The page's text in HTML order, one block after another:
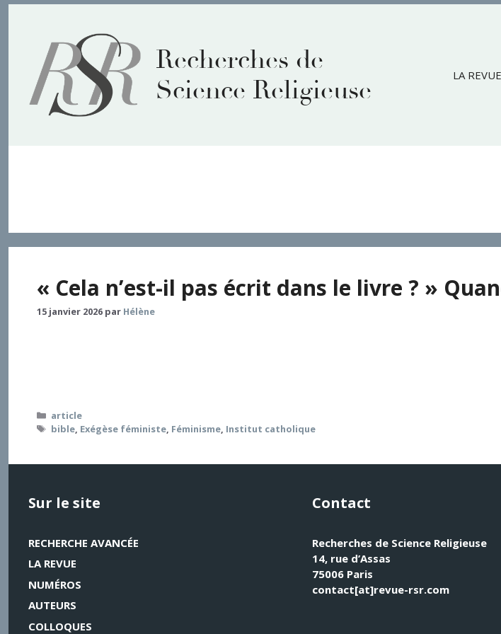
contenu
Recherches de
Science Religieuse
LA REVUE
« Cela n’est-il pas écrit dans le livre ? »
15 janvier 2026 par Hélène
Catégories
article
Étiquettes
bible, Exégèse féministe, Féminisme, Institut catholique
Sur le site
RECHERCHE AVANCÉE
LA REVUE
NUMÉROS
AUTEURS
COLLOQUES
Contact
Recherches de Science Religieuse
14, rue d’Assas
75006 Paris
contact[at]revue-rsr.com